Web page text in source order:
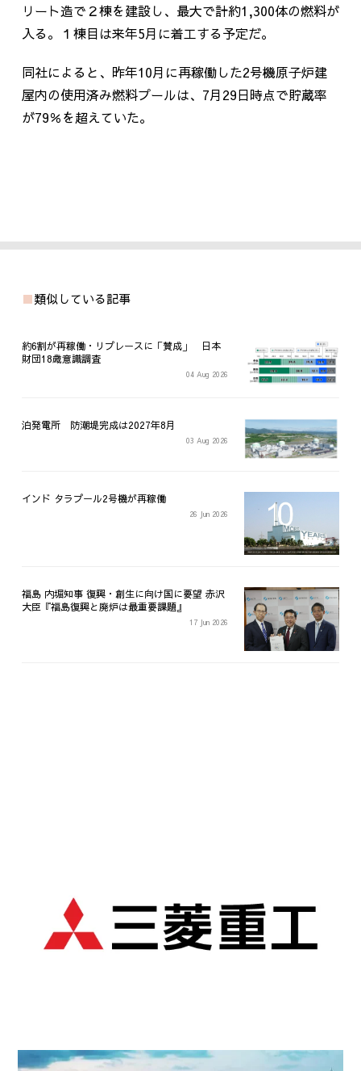
リート造で２棟を建設し、最大で計約1,300体の燃料が
入る。１棟目は来年5月に着工する予定だ。
同社によると、昨年10月に再稼働した2号機原子炉建
屋内の使用済み燃料プールは、 7月29日時点で貯蔵率
が79％を超えていた。
類似している記事
約6割が再稼働・リプレースに「賛成」 日本
財団18歳意識調査
04 Aug 2026
泊発電所 防潮堤完成は2027年8月
03 Aug 2026
インド タラプール2号機が再稼働
26 Jun 2026
福島 内堀知事 復興・創生に向け国に要望 赤沢
大臣『福島復興と廃炉は最重要課題』
17 Jun 2026